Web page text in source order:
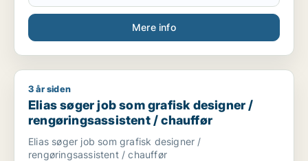
Mere info
Elias søger job som grafisk designer / rengøringsassistent /
3 år siden
Elias søger job som grafisk designer /
rengøringsassistent / chauffør
Elias søger job som grafisk designer /
rengøringsassistent / chauffør